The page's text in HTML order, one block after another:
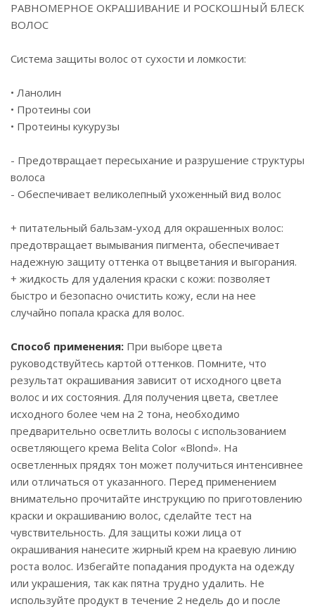
РАВНОМЕРНОЕ ОКРАШИВАНИЕ И РОСКОШНЫЙ БЛЕСК
ВОЛОС
Система защиты волос от сухости и ломкости:
• Ланолин
• Протеины сои
• Протеины кукурузы
- Предотвращает пересыхание и разрушение структуры
волоса
- Обеспечивает великолепный ухоженный вид волос
+ питательный бальзам-уход для окрашенных волос:
предотвращает вымывания пигмента, обеспечивает
надежную защиту оттенка от выцветания и выгорания.
+ жидкость для удаления краски с кожи: позволяет
быстро и безопасно очистить кожу, если на нее
случайно попала краска для волос.
Способ применения: При выборе цвета
руководствуйтесь картой оттенков. Помните, что
результат окрашивания зависит от исходного цвета
волос и их состояния. Для получения цвета, светлее
исходного более чем на 2 тона, необходимо
предварительно осветлить волосы с использованием
осветляющего крема Belita Color «Blond». На
осветленных прядях тон может получиться интенсивнее
или отличаться от указанного. Перед применением
внимательно прочитайте инструкцию по приготовлению
краски и окрашиванию волос, сделайте тест на
чувствительность. Для защиты кожи лица от
окрашивания нанесите жирный крем на краевую линию
роста волос. Избегайте попадания продукта на одежду
или украшения, так как пятна трудно удалить. Не
используйте продукт в течение 2 недель до и после